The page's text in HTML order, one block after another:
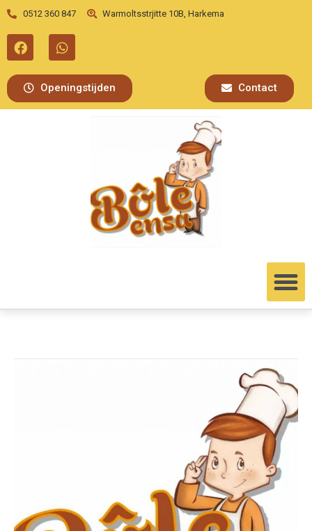
0512 360 847 Warmoltsstrjitte 10B, Harkema
Openingstijden Contact